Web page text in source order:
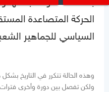
الحركة المتصاعدة
السياسي للجماهير
وهذه الحالة تتكرر في التاريخ